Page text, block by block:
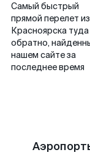
Самый быстрый
прямой перелет из
Красноярска туда
обратно,
нашем сайте за
последнее время